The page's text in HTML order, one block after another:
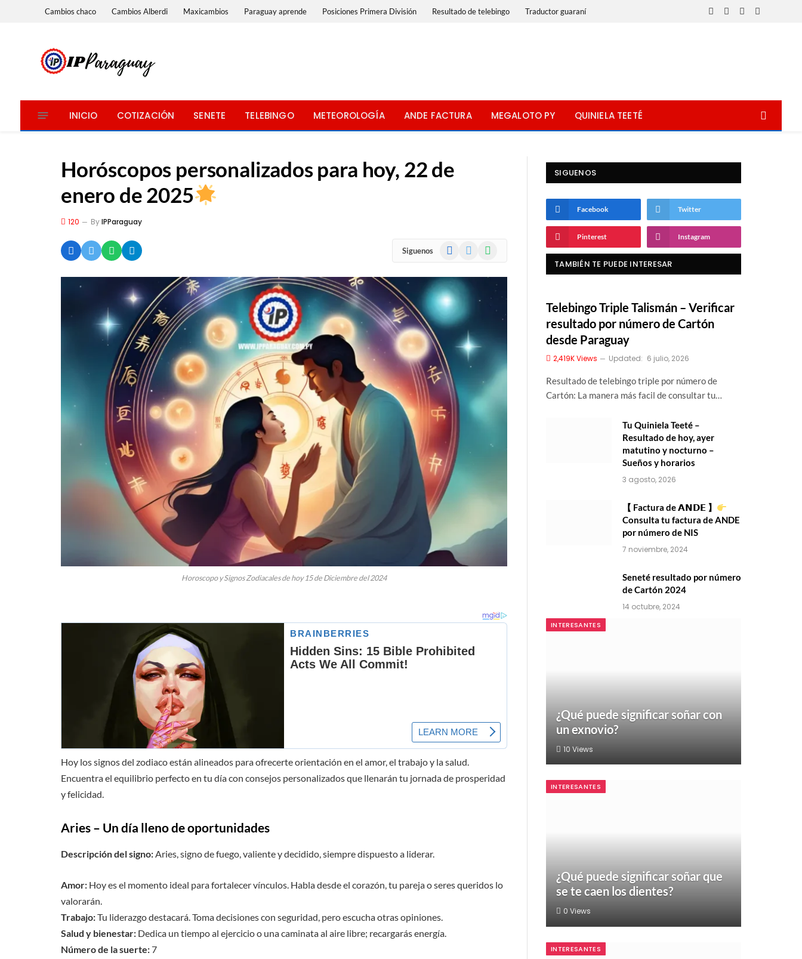
Cambios chaco Cambios Alberdi Maxicambios Paraguay aprende Posiciones Primera División Resultado de telebingo Traductor guaraní
Facebook
X
InstagramWhatsApp
INICIO COTIZACIÓN SENETE TELEBINGO METEOROLOGÍA ANDE FACTURA MEGALOTO PY QUINIELA TEETÉ
Horóscopos personalizados para hoy, 22 de
enero de 2025
120 ByIPParaguay
Siguenos Facebook WhatsApp
Horoscopo y Signos Zodiacales de hoy 15 de Diciembre del 2024
Hoy los signos del zodiaco están alineados para ofrecerte orientación en el amor, el trabajo y la salud.
Encuentra el equilibrio perfecto en tu día con consejos personalizados que llenarán tu jornada de prosperidad
y felicidad.
Aries – Un día lleno de oportunidades
Descripción del signo:Aries, signo de fuego, valiente y decidido, siempre dispuesto a liderar.
Amor: Hoy es el momento ideal para fortalecer vínculos. Habla desde el corazón, tu pareja o seres queridos lo
valorarán.
Trabajo:Tu liderazgo destacará. Toma decisiones con seguridad, pero escucha otras opiniones.
Salud y bienestar: Dedica un tiempo al ejercicio o una caminata al aire libre; recargarás energía.
Número de la suerte:7
SIGUENOS
Facebook Twitter
Pinterest Instagram
TAMBIÉN TE PUEDE INTERESAR
Telebingo Triple Talismán – Verificar
resultado por número de Cartón
desde Paraguay
2,419KViews Updated: 6 julio, 2026
Resultado de telebingo triple por número de
Cartón: La manera más facil de consultar tu…
Tu Quiniela Teeté –
Resultado de hoy, ayer
matutino y nocturno –
Sueños y horarios
3 agosto, 2026
【 Factura de 𝗔𝗡𝗗𝗘 】
Consulta tu factura de ANDE
por número de NIS
7 noviembre, 2024
Seneté resultado por número
de Cartón 2024
14 octubre, 2024
INTERESANTES
¿Qué puede significar soñar con
un exnovio?
10 Views
INTERESANTES
¿Qué puede significar soñar que
se te caen los dientes?
0 Views
INTERESANTES